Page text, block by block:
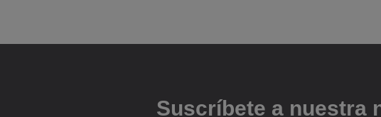
Suscríbete a nuestra